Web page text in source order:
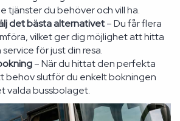
tjänster du behöver och vill ha.
det bästa alternativet– Du får flera
vilket ger dig möjlighet att hitta
för just din resa.
– När du hittat den perfekta
behov slutför du enkelt bokningen
valda bussbolaget.